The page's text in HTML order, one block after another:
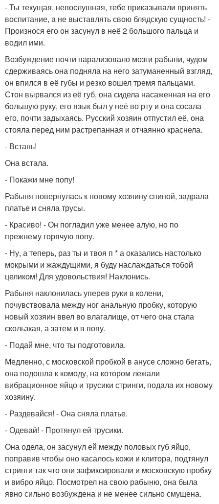
- Ты текущая, непослушная, тебе приказывали принять
воспитание, а не выставлять свою блядскую сущность! -
Произнося его он засунул в неё 2 большого пальца и
водил ими.
Возбуждение почти парализовало мозги рабыни, чудом
сдерживаясь она подняла на него затуманенный взгляд,
он впился в её губы и резко вошел тремя пальцами.
Стон вырвался из её губ, она сидела насаженная на его
большую руку, его язык был у неё во рту и она сосала
его, почти задыхаясь. Русский хозяин отпустил её, она
стояла перед ним растрепанная и отчаянно краснела.
- Встань!
Она встала.
- Покажи мне попу!
Рабыня повернулась к новому хозяину спиной, задрала
платье и сняла трусы.
- Красиво! - Он погладил уже менее алую, но по
прежнему горячую попу.
- Ну, а теперь, раз ты и твоя п * а оказались настолько
мокрыми и жаждущими, я буду наслаждаться тобой
целиком! Для удовольствия! Наклонись.
Рабыня наклонилась уперев руки в колени,
почувствовала между ног анальную пробку, которую
новый хозяин ввел во влагалище, от чего она стала
скользкая, а затем и в попу.
- Подай мне, что ты подготовила.
Медленно, с московской пробкой в анусе сложно бегать,
она подошла к комоду, на котором лежали
вибрационное яйцо и трусики стринги, подала их новому
хозяину.
- Раздевайся! - Она сняла платье.
- Одевай! - Протянул ей трусики.
Она одела, он засунул ей между половых губ яйцо,
поправив чтобы оно касалось кожи и клитора, подтянул
стринги так что они зафиксировали и московскую пробку
и вибро яйцо. Посмотрел на свою рабыню, она была
явно сильно возбуждена и не менее сильно смущена.